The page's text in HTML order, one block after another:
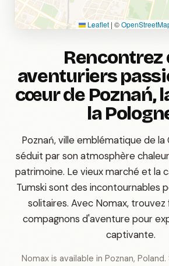
Rencontrez
aventuriers
cœur de Poznań,
la
Poznań, ville emblématique de la
séduit par son atmosphère
patrimoine. Le vieux marché et la
Tumski sont des incontournables
solitaires. Avec Nomax,
compagnons d'aventure pour
captivante.
Nomax is available in Poznan,
Leaflet | ©